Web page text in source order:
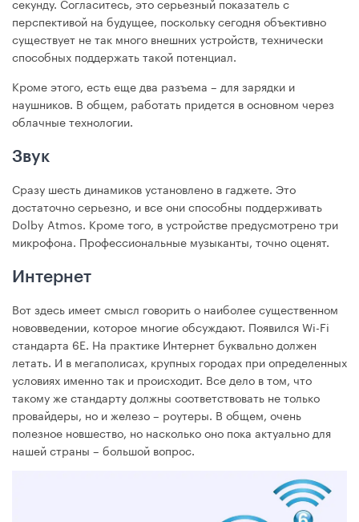
перспективой на будущее, поскольку сегодня объективно
существует не так много внешних устройств, технически
способных поддержать такой потенциал.
Кроме этого, есть еще два разъема – для зарядки и
наушников. В общем, работать придется в основном через
облачные технологии.
Звук
Сразу шесть динамиков установлено в гаджете. Это
достаточно серьезно, и все они способны поддерживать
Dolby Atmos. Кроме того, в устройстве предусмотрено три
микрофона. Профессиональные музыканты, точно оценят.
Интернет
Вот здесь имеет смысл говорить о наиболее существенном
нововведении, которое многие обсуждают. Появился Wi-Fi
стандарта 6Е. На практике Интернет буквально должен
летать. И в мегаполисах, крупных городах при определенных
условиях именно так и происходит. Все дело в том, что
такому же стандарту должны соответствовать не только
провайдеры, но и железо – роутеры. В общем, очень
полезное новшество, но насколько оно пока актуально для
нашей страны – большой вопрос.